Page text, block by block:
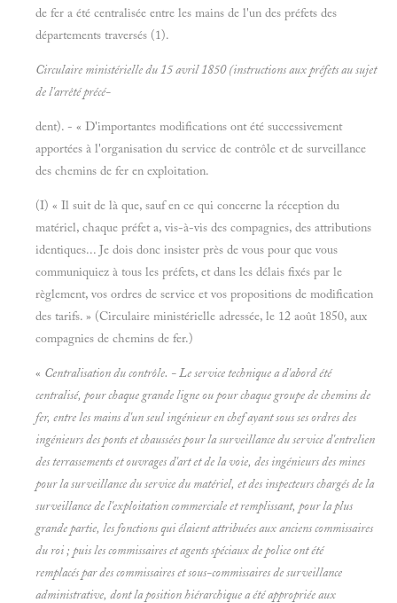
de fer a été centralisée entre les mains de l'un des préfets des
départements traversés (1).
Circulaire ministérielle du 15avril 1850 (instructions aux préfets au sujet
de l'arrêté précé-
dent). - « D'importantes modifications ont été successivement
apportées à l'organisation du service de contrôle et de surveillance
des chemins de fer en exploitation.
(I) « Il suit de là que, sauf en ce qui concerne la réception du
matériel, chaque préfet a, vis-à-vis des compagnies, des attributions
identiques... Je dois donc insister près de vous pour que vous
communiquiez à tous les préfets, et dans les délais fixés par le
règlement, vos ordres de service et vos propositions de modification
des tarifs. » (Circulaire ministérielle adressée, le 12 août 1850, aux
compagnies de chemins de fer.)
« Centralisation du contrôle. - Le service technique a d'abord été
centralisé, pour chaque grande ligne ou pour chaque groupe de chemins de
fer, entre les mains d'un seul ingénieur en chef ayant sous ses ordres des
ingénieurs des ponts et chaussées pour la surveillance du service d'entrelien
des terrassements et ouvrages d'art et de la voie, des ingénieurs des mines
pour la surveillance du service du matériel, et des inspecteurs chargés de la
surveillance de l'exploitation commerciale et remplissant, pour la plus
grande partie, les fonctions qui élaient attribuées aux anciens commissaires
du roi ; puis les commissaires et agents spéciaux de police ont été
remplacés par des commissaires et sous-commissaires de surveillance
administrative, dont la position hiérarchique a été appropriée aux